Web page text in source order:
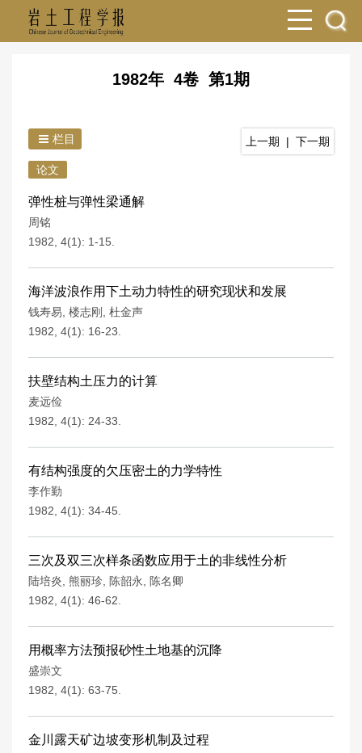
1982年 4卷 第1期
栏目 上一期 | 下一期
论文
弹性桩与弹性梁通解
周铭
1982, 4(1): 1-15.
海洋波浪作用下土动力特性的研究现状和发展
钱寿易 楼志刚
杜金声
1982, 4(1): 16-23.
扶壁结构土压力的计算
麦远俭
1982, 4(1): 24-33.
有结构强度的欠压密土的力学特性
李作勤
1982, 4(1): 34-45.
三次及双三次样条函数应用于土的非线性分析
陆培炎 熊丽珍 陈韶永
陈名卿
1982, 4(1): 46-62.
用概率方法预报砂性土地基的沉降
盛崇文
1982, 4(1): 63-75.
金川露天矿边坡变形机制及过程